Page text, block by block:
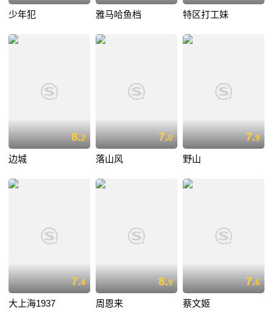
少年犯 雅马哈鱼档 特区打工妹
8.2
边城
7.0
落山风
7.9
野山
7.4
大上海1937
8.9
周恩来
7.6
蔡文姬